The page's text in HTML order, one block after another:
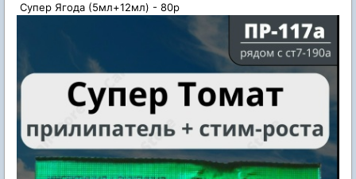
Супер Ягода (5мл+12мл) - 80р